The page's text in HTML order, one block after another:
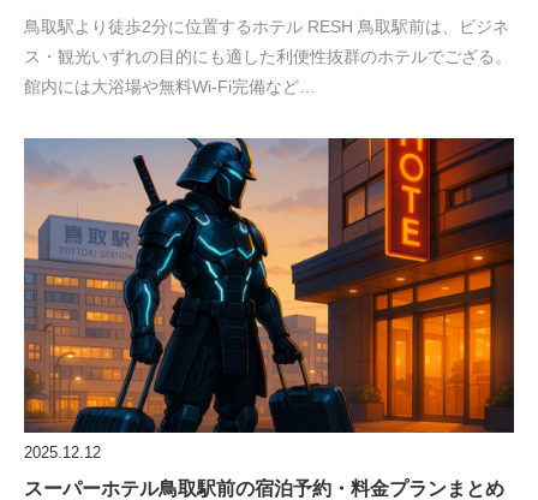
鳥取駅より徒歩2分に位置するホテル RESH 鳥取駅前は、ビジネ
ス・観光いずれの目的にも適した利便性抜群のホテルでござる。
館内には大浴場や無料Wi-Fi完備など…
2025.12.12
スーパーホテル鳥取駅前の宿泊予約・料金プランまとめ